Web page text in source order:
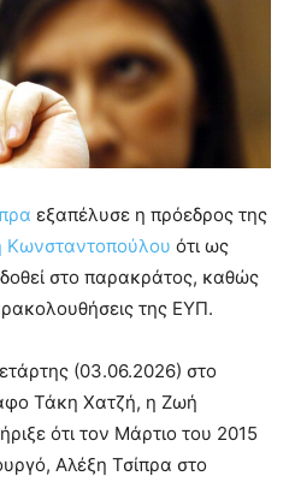
εξαπέλυσε η πρόεδρος της
Κωνσταντοπούλου ότι ως
στο παρακράτος, καθώς
της ΕΥΠ.
(03.06.2026) στο
Τάκη Χατζή, η Ζωή
ότι τον Μάρτιο του 2015
Αλέξη Τσίπρα στο